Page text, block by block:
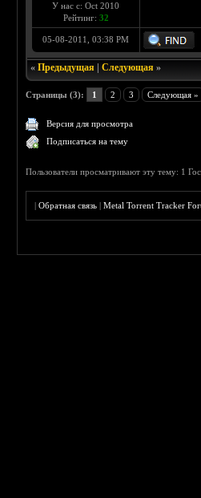
У нас с: Oct 2010
Рейтинг: 32
05-08-2011, 03:38 PM
«Предыдущая |Следующая »
Страницы (3): 1 2 3 Следующая »
Версия для просмотра
Подписаться на тему
Пользователи просматривают эту тему: 1
|Обратная связь |Metal Torrent Tracker